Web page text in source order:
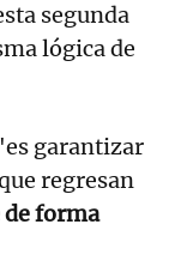
segunda
lógica de
garantizar
regresan
de forma